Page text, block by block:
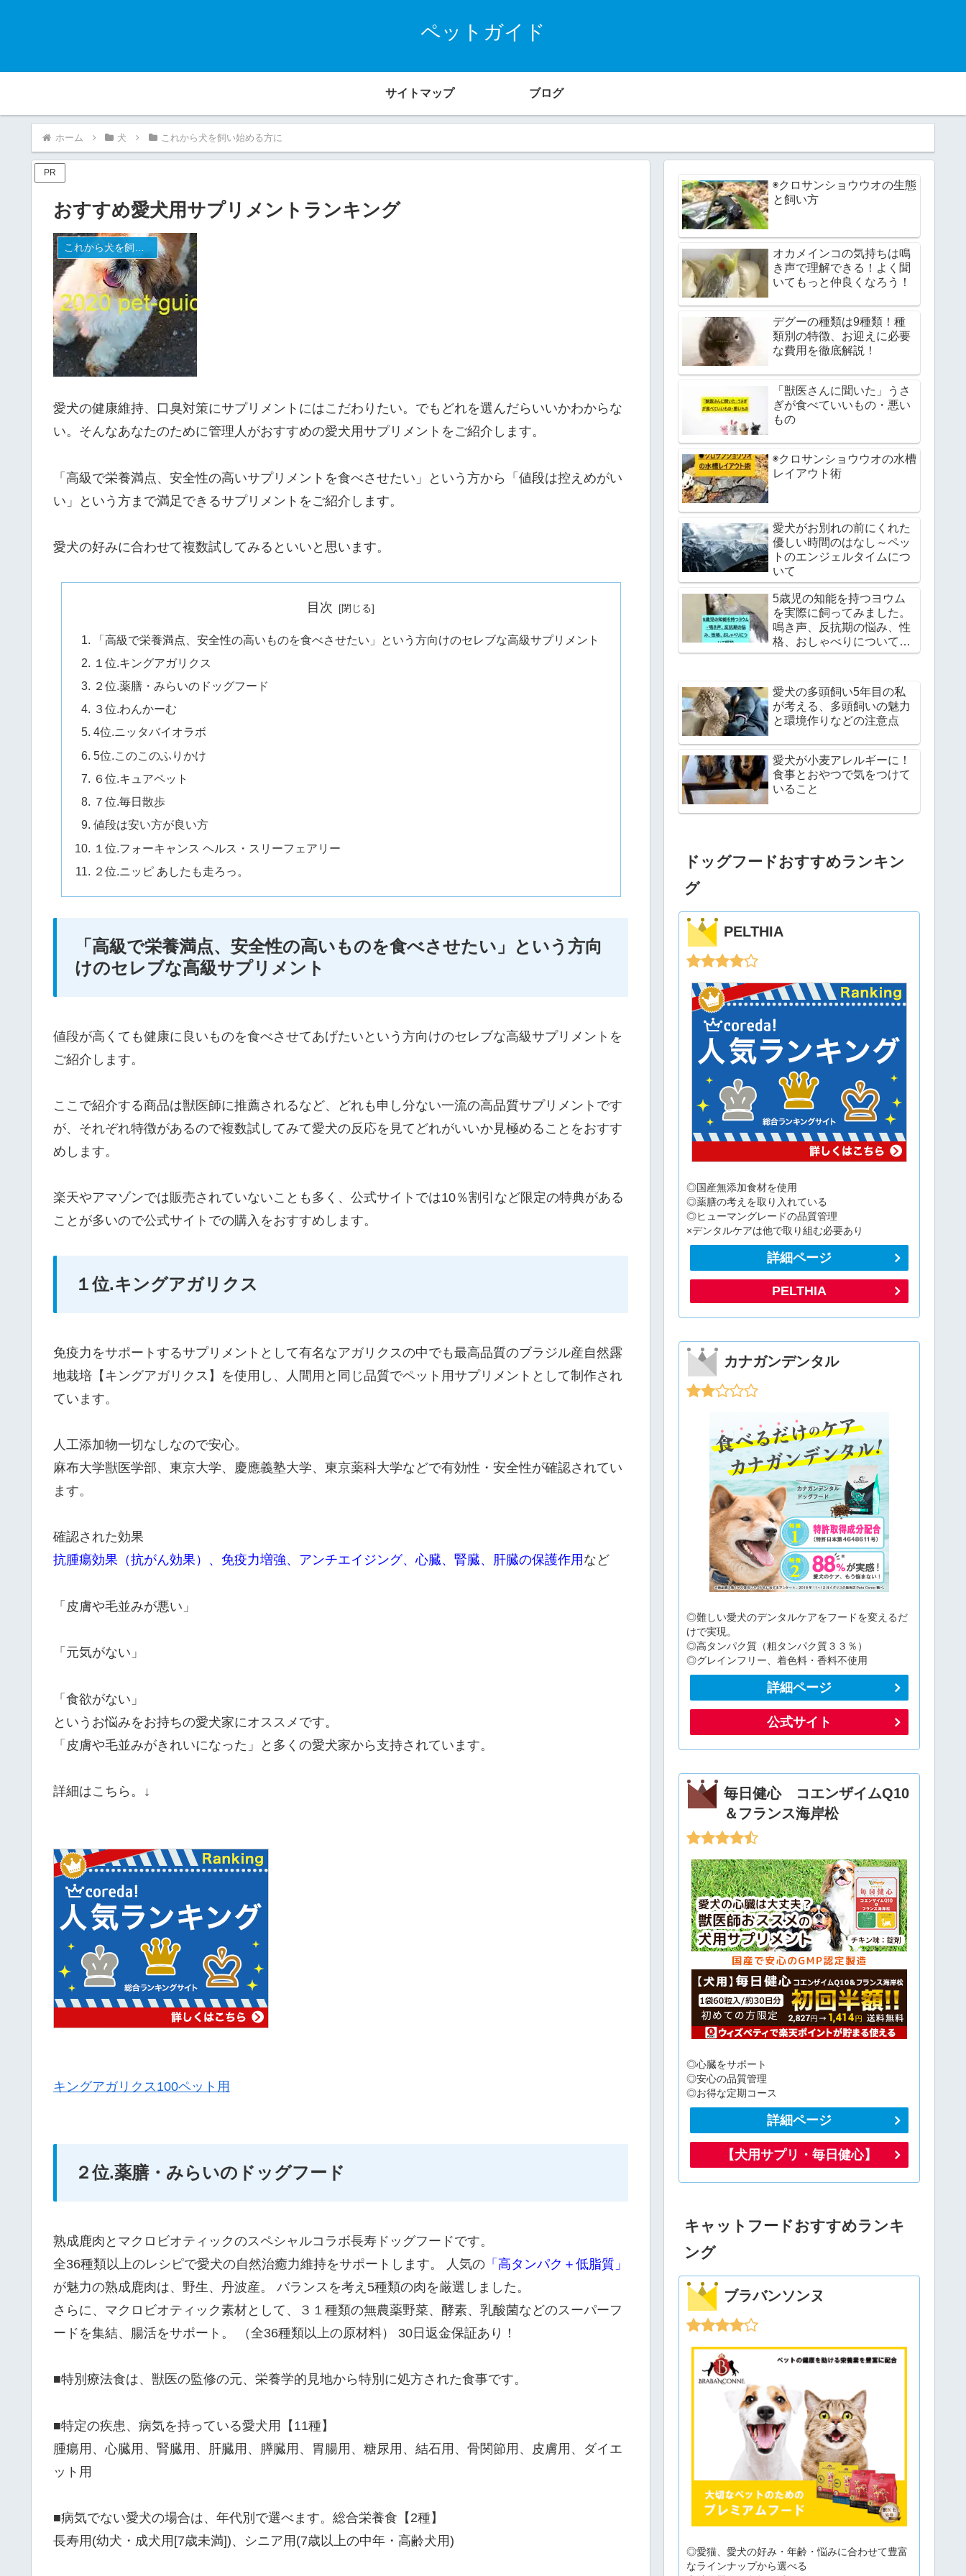
ペットガイド
サイトマップ ブログ
ホーム 犬 これから犬を飼い始める方に
PR
おすすめ愛犬用サプリメントランキング
愛犬の健康維持、口臭対策にサプリメントにはこだわりたい。でもどれを選んだらいいかわからな
い。そんなあなたのために管理人がおすすめの愛犬用サプリメントをご紹介します。
「高級で栄養満点、安全性の高いサプリメントを食べさせたい」という方から「値段は控えめがい
い」という方まで満足できるサプリメントをご紹介します。
愛犬の好みに合わせて複数試してみるといいと思います。
目次
「高級で栄養満点、安全性の高いものを食べさせたい」という方向けのセレブな高級サプリメント
１位.キングアガリクス
２位.薬膳・みらいのドッグフード
３位.わんかーむ
4位.ニッタバイオラボ
5位.このこのふりかけ
６位.キュアペット
７位.毎日散歩
値段は安い方が良い方
１位.フォーキャンス ヘルス・スリーフェアリー
２位.ニッピ あしたも走ろっ。
「高級で栄養満点、安全性の高いものを食べさせたい」という方向
けのセレブな高級サプリメント
値段が高くても健康に良いものを食べさせてあげたいという方向けのセレブな高級サプリメントを
ご紹介します。
ここで紹介する商品は獣医師に推薦されるなど、どれも申し分ない一流の高品質サプリメントです
が、それぞれ特徴があるので複数試してみて愛犬の反応を見てどれがいいか見極めることをおすす
めします。
楽天やアマゾンでは販売されていないことも多く、公式サイトでは10％割引など限定の特典がある
ことが多いので公式サイトでの購入をおすすめします。
１位.キングアガリクス
免疫力をサポートするサプリメントとして有名なアガリクスの中でも最高品質のブラジル産自然露
地栽培【キングアガリクス】を使用し、人間用と同じ品質でペット用サプリメントとして制作され
ています。
人工添加物一切なしなので安心。
麻布大学獣医学部、東京大学、慶應義塾大学、東京薬科大学などで有効性・安全性が確認されてい
ます。
確認された効果
抗腫瘍効果（抗がん効果）、免疫力増強、アンチエイジング、心臓、腎臓、肝臓の保護作用 など
「皮膚や毛並みが悪い」
「元気がない」
「食欲がない」
というお悩みをお持ちの愛犬家にオススメです。
「皮膚や毛並みがきれいになった」と多くの愛犬家から支持されています。
詳細はこちら。↓
キングアガリクス100ペット用
２位.薬膳・みらいのドッグフード
熟成鹿肉とマクロビオティックのスペシャルコラボ長寿ドッグフードです。
全36種類以上のレシピで愛犬の自然治癒力維持をサポートします。 人気の 「高タンパク＋低脂質」
が魅力の熟成鹿肉は、野生、丹波産。 バランスを考え5種類の肉を厳選しました。
さらに、マクロビオティック素材として、３１種類の無農薬野菜、酵素、乳酸菌などのスーパーフ
ードを集結、腸活をサポート。 （全36種類以上の原材料） 30日返金保証あり！
■特別療法食は、獣医の監修の元、栄養学的見地から特別に処方された食事です。
■特定の疾患、病気を持っている愛犬用【11種】
腫瘍用、心臓用、腎臓用、肝臓用、膵臓用、胃腸用、糖尿用、結石用、骨関節用、皮膚用、ダイエ
ット用
■病気でない愛犬の場合は、年代別で選べます。総合栄養食【2種】
長寿用(幼犬・成犬用[7歳未満])、シニア用(7歳以上の中年・高齢犬用)
◉クロサンショウウオの生態
と飼い方
オカメインコの気持ちは鳴
き声で理解できる！よく聞
いてもっと仲良くなろう！
デグーの種類は9種類！種
類別の特徴、お迎えに必要
な費用を徹底解説！
「獣医さんに聞いた」うさ
ぎが食べていいもの・悪い
もの
◉クロサンショウウオの水槽
レイアウト術
愛犬がお別れの前にくれた
優しい時間のはなし～ペッ
トのエンジェルタイムにつ
いて
5歳児の知能を持つヨウム
を実際に飼ってみました。
鳴き声、反抗期の悩み、性
格、おしゃべりについて解
説
愛犬の多頭飼い5年目の私
が考える、多頭飼いの魅力
と環境作りなどの注意点
愛犬が小麦アレルギーに！
食事とおやつで気をつけて
いること
ドッグフードおすすめランキン
グ
PELTHIA
◎国産無添加食材を使用
◎薬膳の考えを取り入れている
◎ヒューマングレードの品質管理
×デンタルケアは他で取り組む必要あり
詳細ページ
PELTHIA
カナガンデンタル
◎難しい愛犬のデンタルケアをフードを変えるだ
けで実現。
◎高タンパク質（粗タンパク質３３％）
◎グレインフリー、着色料・香料不使用
詳細ページ
公式サイト
毎日健心 コエンザイムQ10
＆フランス海岸松
◎心臓をサポート
◎安心の品質管理
◎お得な定期コース
詳細ページ
【犬用サプリ・毎日健心】
キャットフードおすすめランキ
ング
ブラバンソンヌ
◎愛猫、愛犬の好み・年齢・悩みに合わせて豊富
なラインナップから選べる